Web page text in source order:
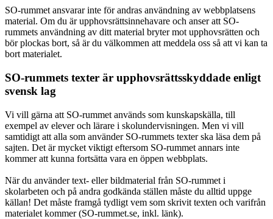
SO-rummet ansvarar inte för andras användning av webbplatsens
material. Om du är upphovsrättsinnehavare och anser att SO-
rummets användning av ditt material bryter mot upphovsrätten och
bör plockas bort, så är du välkommen att meddela oss så att vi kan ta
bort materialet.
SO-rummets texter är upphovsrättsskyddade enligt
svensk lag
Vi vill gärna att SO-rummet används som kunskapskälla, till
exempel av elever och lärare i skolundervisningen. Men vi vill
samtidigt att alla som använder SO-rummets texter ska läsa dem på
sajten. Det är mycket viktigt eftersom SO-rummet annars inte
kommer att kunna fortsätta vara en öppen webbplats.
När du använder text- eller bildmaterial från SO-rummet i
skolarbeten och på andra godkända ställen måste du alltid uppge
källan! Det måste framgå tydligt vem som skrivit texten och varifrån
materialet kommer (SO-rummet.se, inkl. länk).